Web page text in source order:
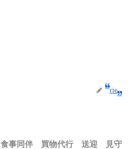
rie
食事同伴 買物代行 送迎 見守